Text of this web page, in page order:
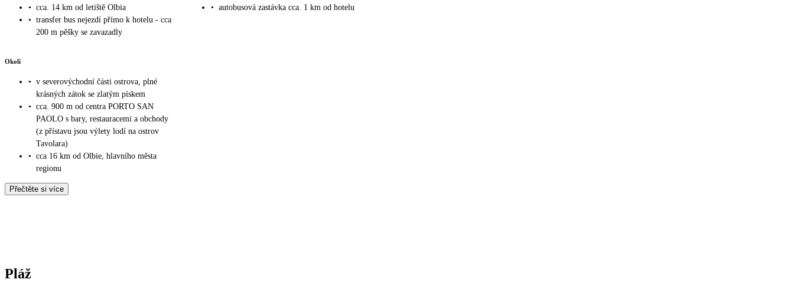
• cca. 14 km od letiště Olbia
• transfer bus nejezdí přímo k hotelu - cca
200 m pěšky se zavazadly
• autobusová zastávka cca. 1 km od hotelu
Okolí
• v severovýchodní části ostrova, plné
krásných zátok se zlatým pískem
• cca. 900 m od centra PORTO SAN
PAOLO s bary, restauracemi a obchody
(z přístavu jsou výlety lodí na ostrov
Tavolara)
• cca 16 km od Olbie, hlavního města
regionu
Přečtěte si více
Pláž